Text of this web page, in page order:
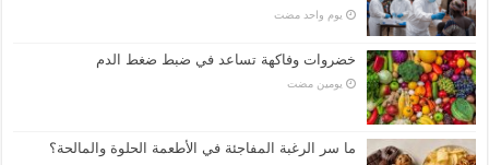
‏يوم واحد مضت
خضروات وفاكهة تساعد في ضبط ضغط الدم
‏يومين مضت
ما سر الرغبة المفاجئة في الأطعمة الحلوة والمالحة؟